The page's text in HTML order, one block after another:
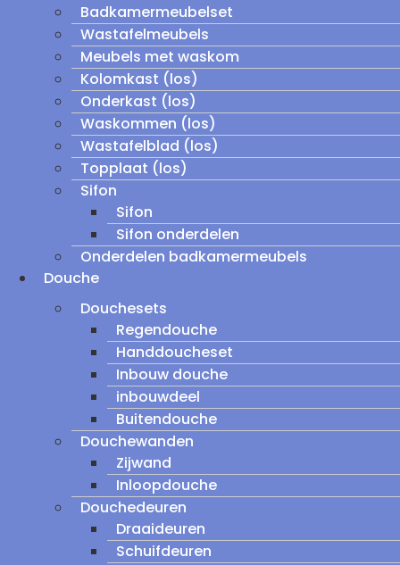
Badkamermeubelset
Wastafelmeubels
Meubels met waskom
Kolomkast (los)
Onderkast (los)
Waskommen (los)
Wastafelblad (los)
Topplaat (los)
Sifon
Sifon
Sifon onderdelen
Onderdelen badkamermeubels
Douche
Douchesets
Regendouche
Handdoucheset
Inbouw douche
inbouwdeel
Buitendouche
Douchewanden
Zijwand
Inloopdouche
Douchedeuren
Draaideuren
Schuifdeuren